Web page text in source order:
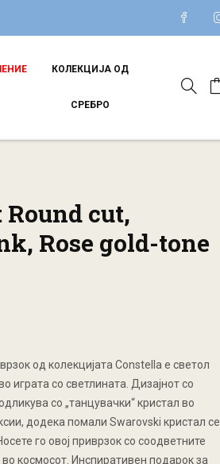
КОЛЕКЦИЈА ОД
СРЕБРО
cut,
Rose gold-tone
од колекцијата Constella е светол
играта со светлината. Дизајнот со
со „танцувачки“ кристал во
додека помали Swarovski кристал се
го овој приврзок со соодветните
космосот. Инспиративен подарок за